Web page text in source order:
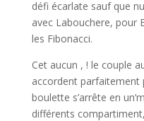
défi écarlate sauf que
avec Labouchere, pour
les Fibonacci.
Cet aucun , ! le couple
accordent
boulette s’arrête en
différents